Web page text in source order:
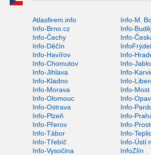
Atlasfirem.info
Info-M.
Info-Brno.cz
Info-
Info-Čechy
Info-
Info-Děčín
Info-Havířov
Info-
Info-Chomutov
Info-
Info-Jihlava
Info-
Info-Kladno
Info-
Info-Morava
Info-Most
Info-Olomouc
Info-
Info-Ostrava
Info-
Info-Plzeň
Info-
Info-Přerov
Info-
Info-Tábor
Info-
Info-Třebíč
Info-Ústí
Info-Vysočina
InfoZlín